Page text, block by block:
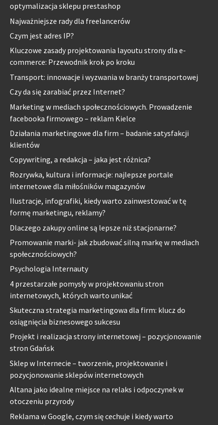
optymalizacja sklepu prestashop
Najważniejsze rady dla freelancerów
Czym jest adres IP?
Kluczowe zasady projektowania layoutu strony dla e-
commerce: Przewodnik krok po kroku
Transport: innowacje i wyzwania w branży transportowej
Czy da się zarabiać przez Internet?
Marketing w mediach społecznościowych. Prowadzenie
facebooka firmowego – reklam Kielce
Działania marketingowe dla firm – badanie satysfakcji
klientów
Copywriting, a redakcja – jaka jest różnica?
Rozrywka, kultura i informacje: najlepsze portale
internetowe dla miłośników magazynów
Ilustracje, infografiki, kiedy warto zainwestować w tę
formę marketingu, reklamy?
Dlaczego zakupy online są lepsze niż stacjonarne?
Promowanie marki- jak zbudować silną markę w mediach
społecznościowych?
Psychologia Internauty
4 przestarzałe pomysły w projektowaniu stron
internetowych, których warto unikać
Skuteczna strategia marketingowa dla firm: klucz do
osiągnięcia biznesowego sukcesu
Projekt i realizacja strony internetowej – pozycjonowanie
stron Gdańsk
Sklep w Internecie – tworzenie, projektowanie i
pozycjonowanie sklepów internetowych
Altana jako idealne miejsce na relaks i odpoczynek w
otoczeniu przyrody
Reklama w Google, czym się cechuje i kiedy warto